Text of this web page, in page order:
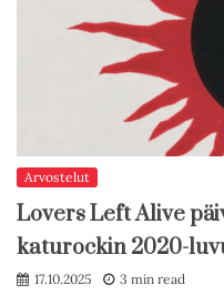
Arvostelut
Lovers Left Alive
katurockin 2020-
17.10.2025 3 min read